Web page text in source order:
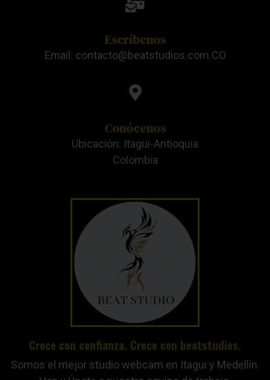
Escríbenos
Email: contacto@beatstudios.com.CO
Conócenos
Ubicación: Itagüi-Antioquia
Colombia
Crece con confianza. Crece con beatstudios.
Somos el mejor studio webcam en Itagui y Medellín.